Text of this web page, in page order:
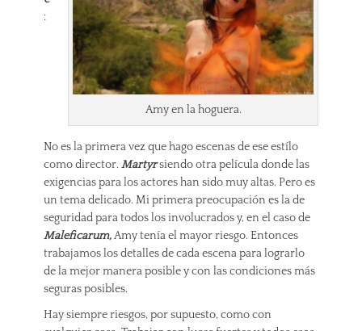
Amy en la hoguera.
:
No es la primera vez que hago escenas de ese estílo
como director. Martyrsiendo otra película donde las
exigencias para los actores han sido muy altas. Pero es
un tema delicado. Mi primera preocupación es la de
seguridad para todos los involucrados y, en el caso de
Maleficarum,Amy tenía el mayor riesgo. Entonces
trabajamos los detalles de cada escena para lograrlo
de la mejor manera posible y con las condiciones más
seguras posibles.
Hay siempre riesgos, por supuesto, como con